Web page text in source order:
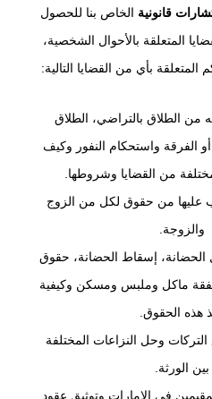
قانونية الخاص بنا للحصول
المتعلقة بالأحوال الشخصية،
بأي من القضايا التالية:
من الطلاق بالتراضي، الطلاق
الفرقة واستحكام النفور وكيف
من القضايا وشروطها.
عليها من حقوق لكل من الزوج
والزوجة.
الحضانة، إسقاط الحضانة، حقوق
ماكل وملبس ومسكن وكيفية
هذه الحقوق.
التركات وحل النزاعات المختلفة
بين الورثة.
في الإمارات وتوثيق عقود